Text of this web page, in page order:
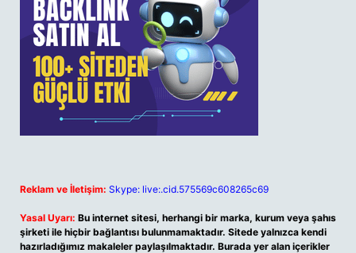
Reklam ve İletişim: Skype: live:.cid.575569c608265c69
Yasal Uyarı: Bu internet sitesi, herhangi bir marka, kurum veya şahıs
şirketi ile hiçbir bağlantısı bulunmamaktadır. Sitede yalnızca kendi
hazırladığımız makaleler paylaşılmaktadır. Burada yer alan içerikler